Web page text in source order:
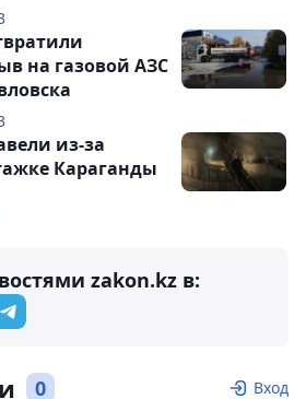
на газовой АЗС
из-за
Караганды
zakon.kz в:
0 Вход